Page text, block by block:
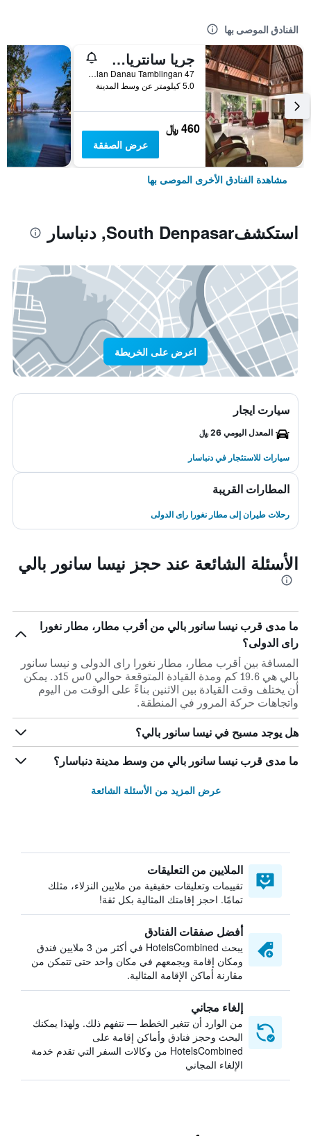
الفنادق الموصى بها
جريا سانتريان أه بيتش ريزورت آند سبا
Jalan Danau Tamblingan 47, دنباسار, إندونيسيا
5.0 كيلومتر عن وسط المدينة
460 ﷼
عرض الصفقة
مشاهدة الفنادق الأخرى الموصى بها
استكشفSouth Denpasar, دنباسار
اعرض على الخريطة
سيارت ايجار
المعدل اليومي 26 ﷼
سيارات للاستئجار في دنباسار
المطارات القريبة
رحلات طيران إلى مطار نغورا راى الدولى
الأسئلة الشائعة عند حجز نيسا سانور بالي
ما مدى قرب نيسا سانور بالي من أقرب مطار، مطار نغورا
راى الدولى؟
المسافة بين أقرب مطار، مطار نغورا راى الدولى و نيسا سانور
بالي هي 19.6 كم ومدة القيادة المتوقعة حوالي 0س 15د. يمكن
أن يختلف وقت القيادة بين الاثنين بناءً على الوقت من اليوم
واتجاهات حركة المرور في المنطقة.
هل يوجد مسبح في نيسا سانور بالي؟
ما مدى قرب نيسا سانور بالي من وسط مدينة دنباسار؟
عرض المزيد من الأسئلة الشائعة
الملايين من التعليقات
تقييمات وتعليقات حقيقية من ملايين النزلاء، مثلك
تمامًا. احجز إقامتك المثالية بكل ثقة!
أفضل صفقات الفنادق
يبحث HotelsCombined في أكثر من 3 ملايين فندق
ومكان إقامة ويجمعهم في مكان واحد حتى تتمكن من
مقارنة أماكن الإقامة المثالية.
إلغاء مجاني
من الوارد أن تتغير الخطط — نتفهم ذلك. ولهذا يمكنك
البحث وحجز فنادق وأماكن إقامة على
HotelsCombined من وكالات السفر التي تقدم خدمة
الإلغاء المجاني